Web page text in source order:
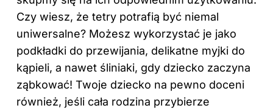
Czy wiesz, że tetry potrafią być niemal
uniwersalne? Możesz wykorzystać je jako
podkładki do przewijania, delikatne myjki do
kąpieli, a nawet śliniaki, gdy dziecko zaczyna
ząbkować! Twoje dziecko na pewno doceni
również, jeśli cała rodzina przybierze